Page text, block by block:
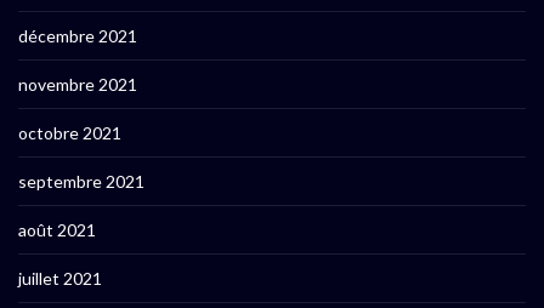
décembre 2021
novembre 2021
octobre 2021
septembre 2021
août 2021
juillet 2021